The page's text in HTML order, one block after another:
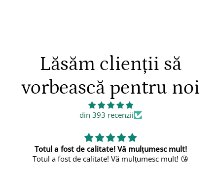
Lăsăm clienții să
vorbească pentru noi
din 393 recenzii
Frumos
Foarte frumos